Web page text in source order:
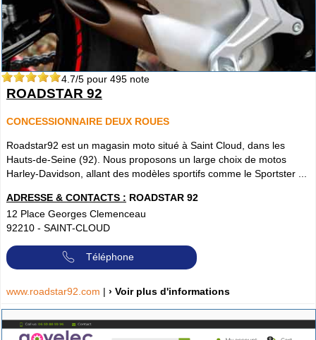
4.7/5 pour 495 note
ROADSTAR 92
CONCESSIONNAIRE DEUX ROUES
Roadstar92 est un magasin moto situé à Saint Cloud, dans les
Hauts-de-Seine (92). Nous proposons un large choix de motos
Harley-Davidson, allant des modèles sportifs comme le Sportster ...
ADRESSE & CONTACTS : ROADSTAR 92
12 Place Georges Clemenceau
92210 - SAINT-CLOUD
Téléphone
www.roadstar92.com | › Voir plus d'informations